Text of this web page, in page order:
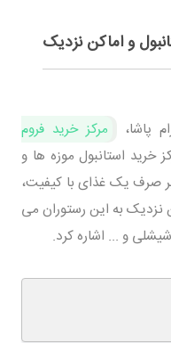
و اماکن نزدیک
پاشا،
مرکز خرید فروم
خرید استانبول موزه ها و
بر صرف یک غذای با کیفیت،
نزدیک به این رستوران می
و ... اشاره کرد.